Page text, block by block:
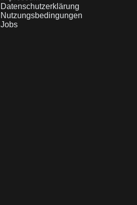
Datenschutzerklärung
Nutzungsbedingungen
Jobs